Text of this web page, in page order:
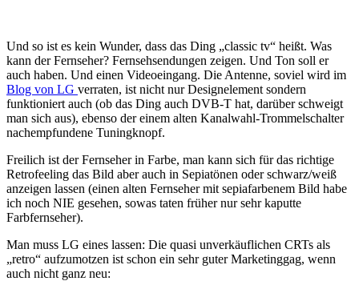
Und so ist es kein Wunder, dass das Ding „classic tv“ heißt. Was
kann der Fernseher? Fernsehsendungen zeigen. Und Ton soll er
auch haben. Und einen Videoeingang. Die Antenne, soviel wird im
Blog von LG verraten, ist nicht nur Designelement sondern
funktioniert auch (ob das Ding auch DVB-T hat, darüber schweigt
man sich aus), ebenso der einem alten Kanalwahl-Trommelschalter
nachempfundene Tuningknopf.
Freilich ist der Fernseher in Farbe, man kann sich für das richtige
Retrofeeling das Bild aber auch in Sepiatönen oder schwarz/weiß
anzeigen lassen (einen alten Fernseher mit sepiafarbenem Bild habe
ich noch NIE gesehen, sowas taten früher nur sehr kaputte
Farbfernseher).
Man muss LG eines lassen: Die quasi unverkäuflichen CRTs als
„retro“ aufzumotzen ist schon ein sehr guter Marketinggag, wenn
auch nicht ganz neu: